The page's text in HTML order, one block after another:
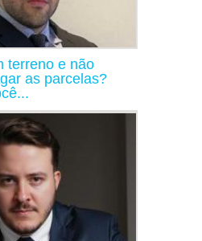
terreno e não
as parcelas?